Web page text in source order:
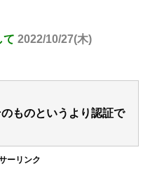
て 2022/10/27(木)
ものというより認証で
ーリンク